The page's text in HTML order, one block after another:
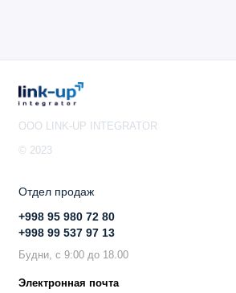
Функциональные клавиши:
11 специальных клавиш:
Удержание, Гарнитура,
Отправка/повторный набор,
OOO LINK-UP INTEGRATOR
© 2023
Отдел продаж
+998 95 980 72 80
+998 99 537 97 13
Будни, с 9:00 до 18.00
Электронная почта